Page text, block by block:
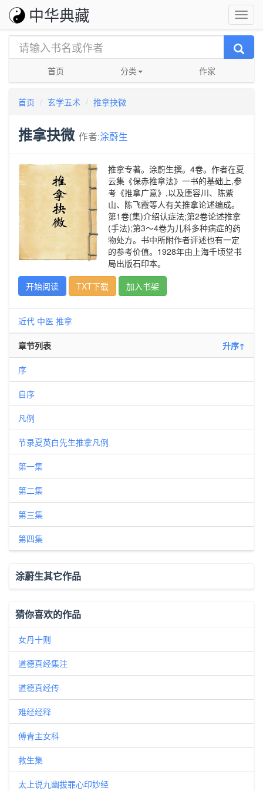
中华典藏
首页 分类 作家
首页 玄学五术 推拿抉微
推拿抉微 作者:涂蔚生
推拿专著。涂蔚生撰。4卷。作者在夏
云集《保赤推拿法》一书的基础上,参
考《推拿广意》,以及唐容川、陈紫
山、陈飞霞等人有关推拿论述编成。
第1卷(集)介绍认症法;第2卷论述推拿
(手法);第3～4卷为儿科多种病症的药
物处方。书中所附作者评述也有一定
的参考价值。1928年由上海千顷堂书
局出版石印本。
开始阅读
TXT下载 加入书架
近代 中医 推拿
章节列表 升序↑
序
自序
凡例
节录夏英白先生推拿凡例
第一集
第二集
第三集
第四集
涂蔚生其它作品
猜你喜欢的作品
女丹十则
道德真经集注
道德真经传
难经经释
傅青主女科
救生集
太上说九幽拔罪心印妙经